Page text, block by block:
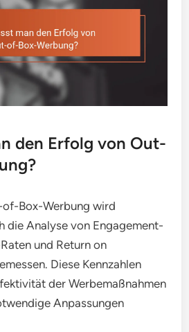
den Erfolg von Out-
Box-Werbung wird
die Analyse von Engagement-
und Return on
Diese Kennzahlen
der Werbemaßnahmen
Anpassungen